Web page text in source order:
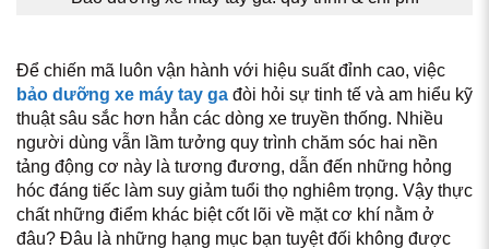
Để chiến mã luôn vận hành với hiệu suất đỉnh cao, việc
bảo dưỡng xe máy tay ga đòi hỏi sự tinh tế và am hiểu kỹ
thuật sâu sắc hơn hẳn các dòng xe truyền thống. Nhiều
người dùng vẫn lầm tưởng quy trình chăm sóc hai nền
tảng động cơ này là tương đương, dẫn đến những hỏng
hóc đáng tiếc làm suy giảm tuổi thọ nghiêm trọng. Vậy thực
chất những điểm khác biệt cốt lõi về mặt cơ khí nằm ở
đâu? Đâu là những hạng mục bạn tuyệt đối không được